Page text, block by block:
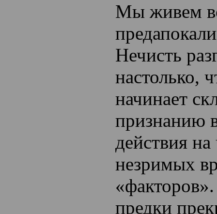
Мы живем
Нечисть
настолько,
начинает
признанию
действия на
незримых
предки